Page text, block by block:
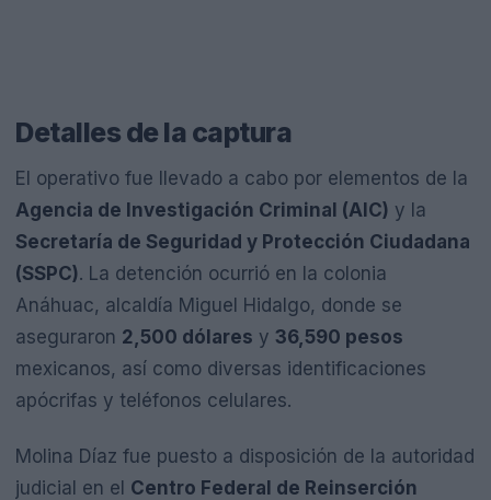
Detalles de la captura
El operativo fue llevado a cabo por elementos de la
Agencia de Investigación Criminal (AIC) y la
Secretaría de Seguridad y Protección Ciudadana
(SSPC). La detención ocurrió en la colonia
Anáhuac, alcaldía Miguel Hidalgo, donde se
aseguraron 2,500 dólares y 36,590 pesos
mexicanos, así como diversas identificaciones
apócrifas y teléfonos celulares.
Molina Díaz fue puesto a disposición de la autoridad
judicial en el Centro Federal de Reinserción